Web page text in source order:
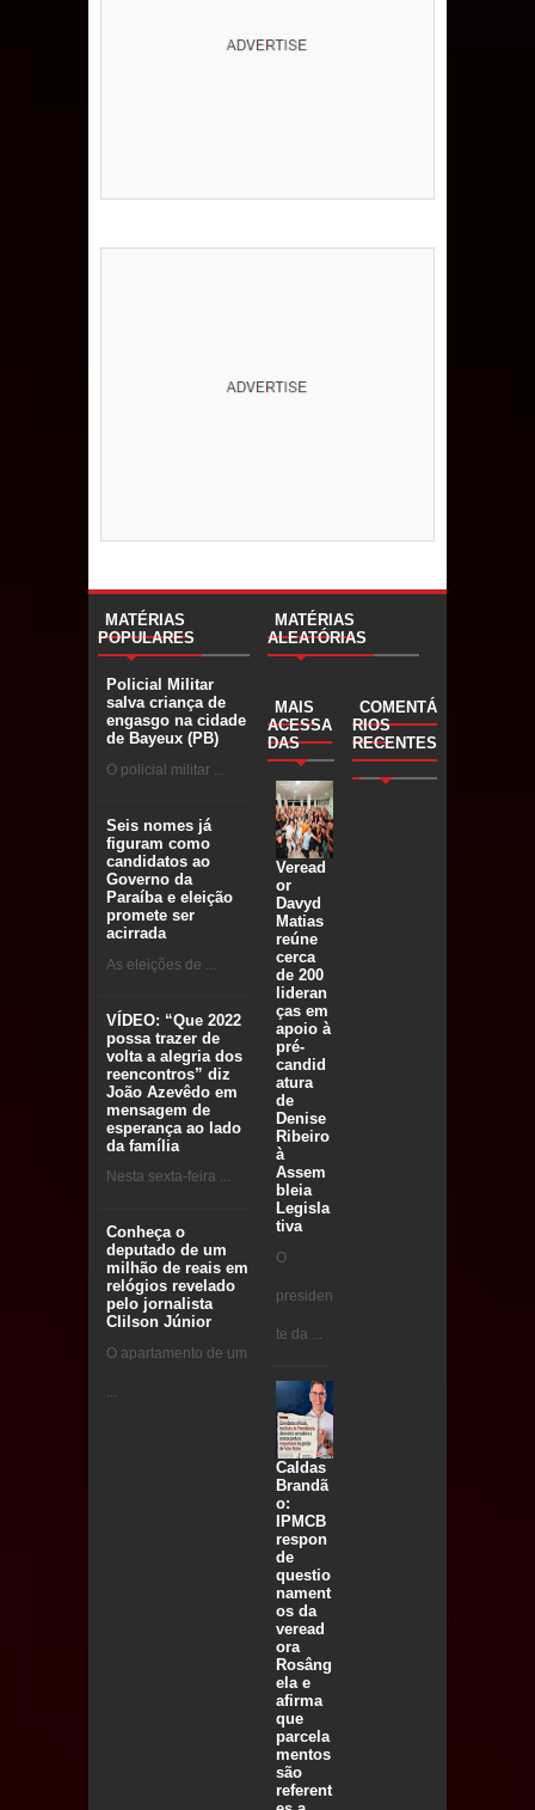
MATÉRIAS
POPULARES
Policial Militar
salva criança de
engasgo na cidade
de Bayeux (PB)
O policial militar ...
Seis nomes já
figuram como
candidatos ao
Governo da
Paraíba e eleição
promete ser
acirrada
As eleições de ...
VÍDEO: “Que 2022
possa trazer de
volta a alegria dos
reencontros” diz
João Azevêdo em
mensagem de
esperança ao lado
da família
Nesta sexta-feira ...
Conheça o
deputado de um
milhão de reais em
relógios revelado
pelo jornalista
Clilson Júnior
O apartamento de um
...
MATÉRIAS
ALEATÓRIAS
MAIS
ACESSA
DAS
Veread
or
Davyd
Matias
reúne
cerca
de 200
lideran
ças em
apoio à
pré-
candid
atura
de
Denise
Ribeiro
à
Assem
bleia
Legisla
tiva
O
presiden
te da ...
Caldas
Brandã
o:
IPMCB
respon
de
questio
nament
os da
veread
ora
Rosâng
ela e
afirma
que
parcela
mentos
são
referent
COMENTÁ
RIOS
RECENTES